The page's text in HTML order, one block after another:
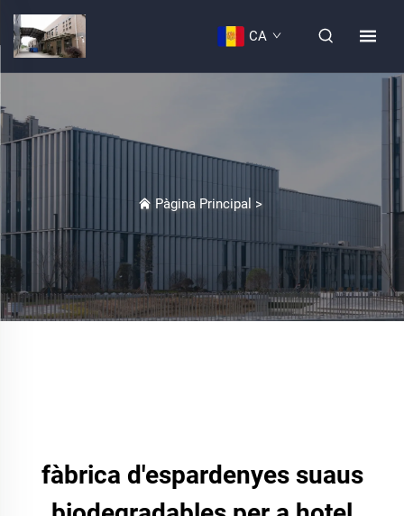
CA
Pàgina Principal >
fàbrica d'espardenyes suaus